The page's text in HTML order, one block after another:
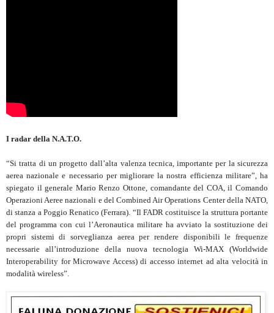
I radar della N.A.T.O.
“Si tratta di un progetto dall’alta valenza tecnica, importante per la sicurezza
aerea nazionale e necessario per migliorare la nostra efficienza militare”, ha
spiegato il generale Mario Renzo Ottone, comandante del COA, il Comando
Operazioni Aeree nazionali e del Combined Air Operations Center della NATO,
di stanza a Poggio Renatico (Ferrara). “Il FADR costituisce la struttura portante
del programma con cui l’Aeronautica militare ha avviato la sostituzione dei
propri sistemi di sorveglianza aerea per rendere disponibili le frequenze
necessarie all’introduzione della nuova tecnologia Wi-MAX (Worldwide
Interoperability for Microwave Access) di accesso internet ad alta velocità in
modalità wireless”.